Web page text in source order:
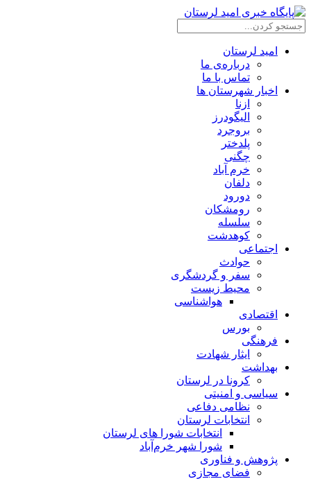
امید لرستان
درباره‌ی ما
تماس با ما
اخبار شهرستان ها
ازنا
الیگودرز
بروجرد
پلدختر
چگنی
خرم آباد
دلفان
دورود
رومشکان
سلسله
کوهدشت
اجتماعی
حوادث
سفر و گردشگری
محیط زیست
هواشناسی
اقتصادی
بورس
فرهنگی
ایثار شهادت
بهداشت
کرونا در لرستان
سیاسی و امنیتی
نظامی دفاعی
انتخابات لرستان
انتخابات شورا های لرستان
شورا شهر خرم‌آباد
پژوهش و فناوری
فضای مجازی